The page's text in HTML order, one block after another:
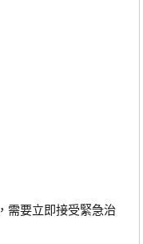
要立即接受緊急治